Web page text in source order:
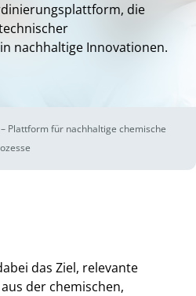
die
nachhaltige Innovationen.
Plattform für nachhaltige chemische
das Ziel, relevante
der chemischen,